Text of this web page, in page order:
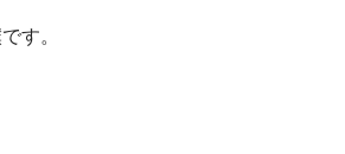
す。